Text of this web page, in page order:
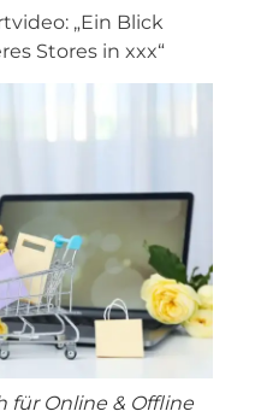
„Ein Blick
Stores in xxx“
für Online & Offline